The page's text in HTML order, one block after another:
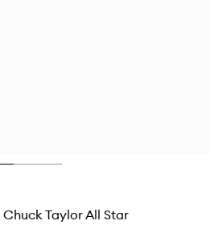
Chuck Taylor All Star